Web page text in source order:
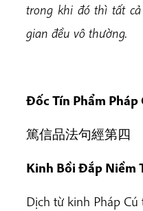
trong khi đó thì tất
gian đều vô thường.
Đốc Tín Phẩm
篤信品法句經第四
Kinh Bồi Đắp Niềm
Dịch từ kinh Pháp